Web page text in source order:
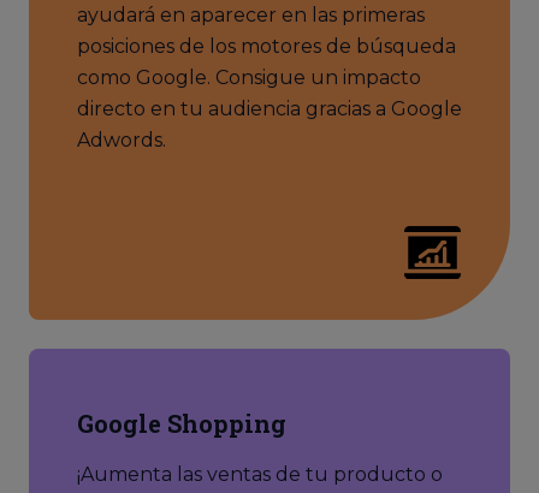
ayudará en aparecer en las primeras
posiciones de los motores de búsqueda
como Google. Consigue un impacto
directo en tu audiencia gracias a Google
Adwords.
Google Shopping
¡Aumenta las ventas de tu producto o